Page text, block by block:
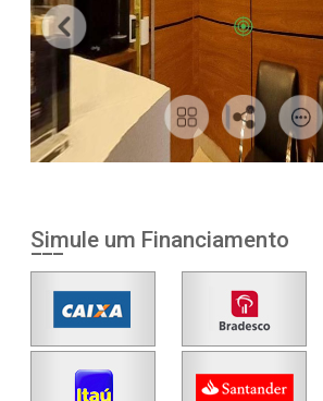
Simule um Financiamento